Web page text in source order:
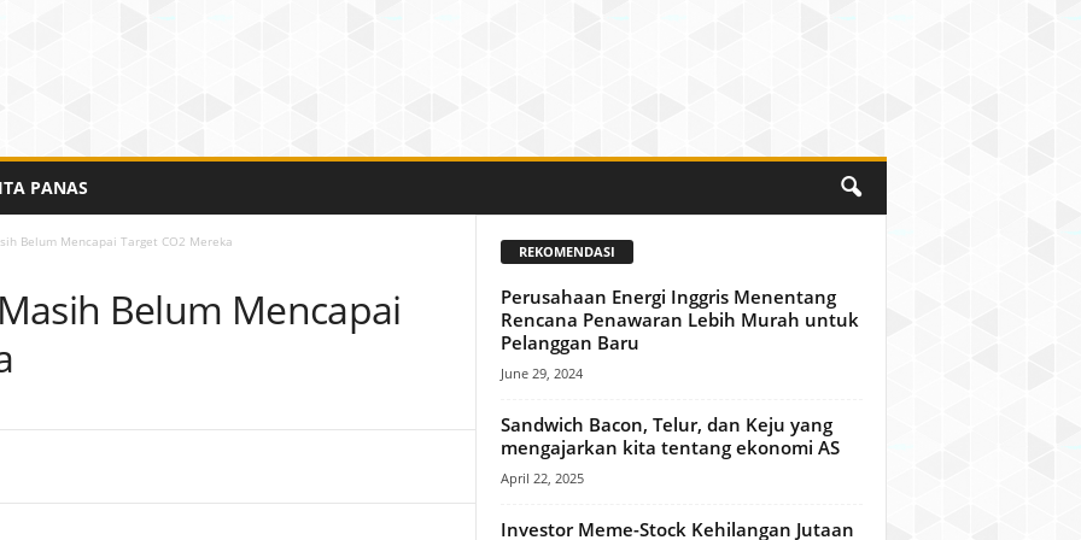
PANAS
Belum Mencapai Target CO2 Mereka
Belum Mencapai
REKOMENDASI
Perusahaan Energi Inggris Menentang
Rencana Penawaran Lebih Murah untuk
Pelanggan Baru
June 29, 2024
Sandwich Bacon, Telur, dan Keju yang
mengajarkan kita tentang ekonomi AS
April 22, 2025
Investor Meme-Stock Kehilangan Jutaan